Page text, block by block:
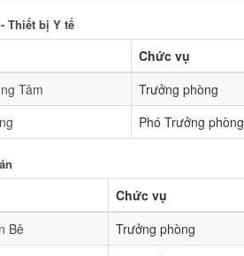
Thiết bị Y tế
Chức vụ
Tâm Trưởng phòng
Phó Trưởng phòng
Chức vụ
Bê Trưởng phòng